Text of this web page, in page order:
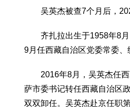
吴英杰被查7个月后，
齐扎拉出生于1958年8月
9月任西藏自治区党委常委、
2016年8月，吴英杰任西
萨市委书记转任西藏自治区
双双卸任。吴英杰赴京任职